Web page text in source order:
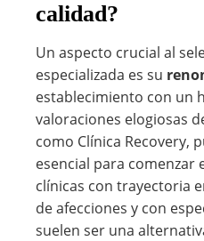
calidad?
Un aspecto crucial al
especializada es su
establecimiento con un
valoraciones elogiosas
como Clínica Recovery,
esencial para comenzar
clínicas con trayectoria
de afecciones y con
suelen ser una